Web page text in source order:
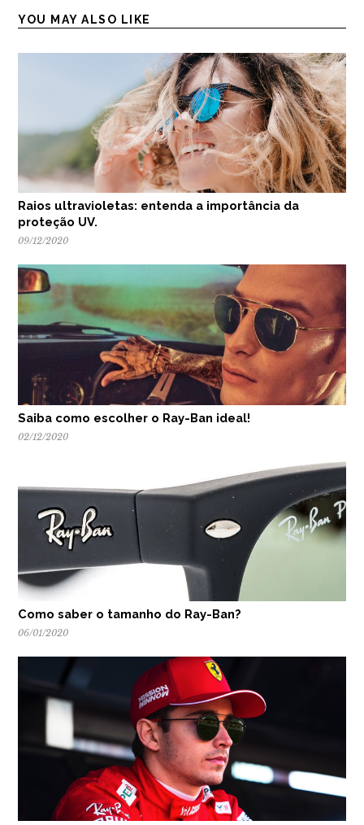
YOU MAY ALSO LIKE
Raios ultravioletas: entenda a importância da
proteção UV.
09/12/2020
Saiba como escolher o Ray-Ban ideal!
02/12/2020
Como saber o tamanho do Ray-Ban?
06/01/2020